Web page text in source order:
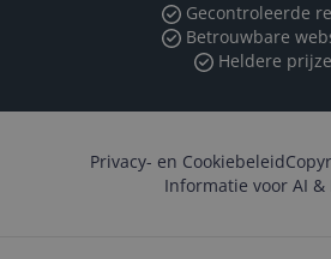
Gecontroleerde
Betrouwbare
Heldere
Privacy- en Cookiebeleid
Informatie voor AI &